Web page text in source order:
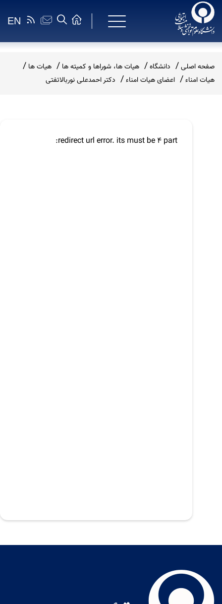
EN
صفحه اصلی دانشگاه هیات ها، شوراها و کمیته ها
هیات ها
هیات امناء
اعضای هیات امناء دکتر احمدعلی نوربالاتفتی
redirect url error. its must be 4 part: